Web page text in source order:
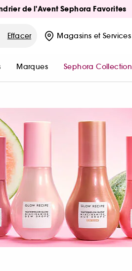
de l'Avent Sephora Favorites
Effacer Magasins et Services
Marques Sephora Collection